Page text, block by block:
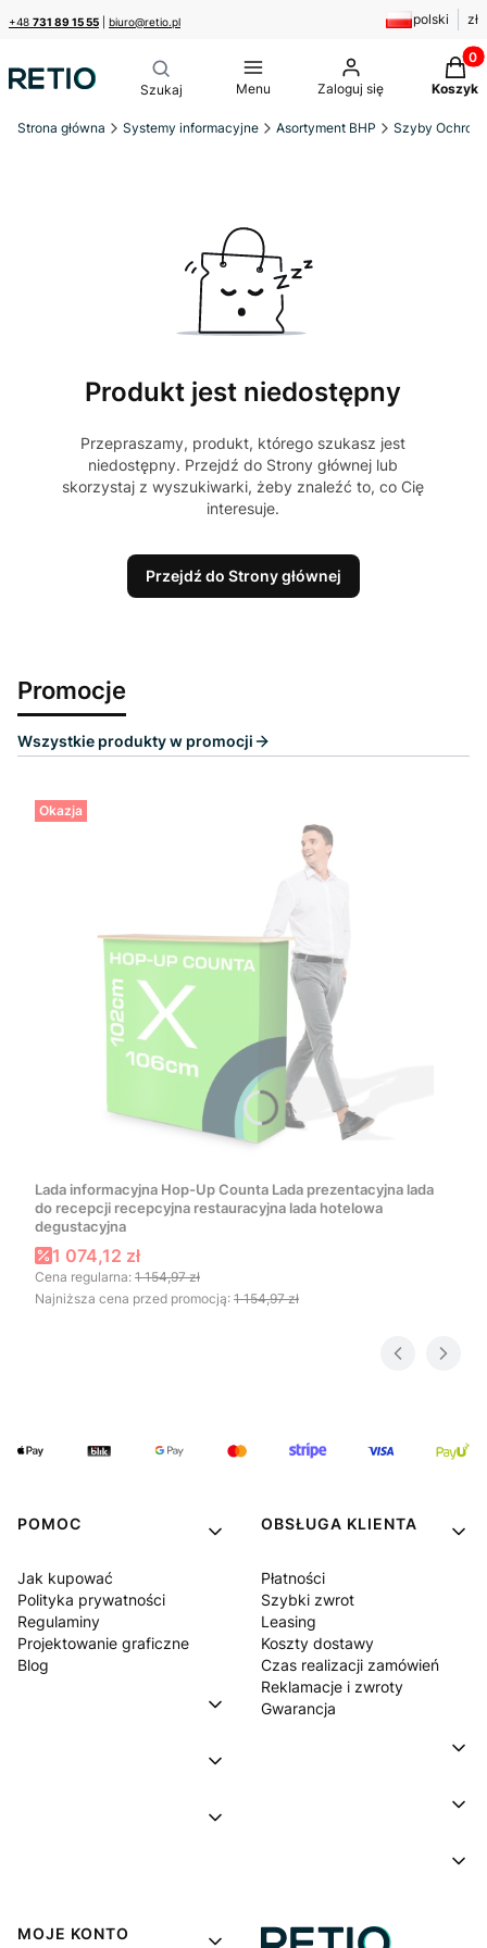
+48 731 89 15 55 biuro@retio.pl polski zł
Menu Zaloguj się Koszyk
Strona główna Systemy informacyjne Asortyment BHP Szyby
Produkt jest niedostępny
Przepraszamy, produkt, którego szukasz jest
niedostępny. Przejdź do Strony głównej lub
skorzystaj z wyszukiwarki, żeby znaleźć to, co Cię
interesuje.
Przejdź do Strony głównej
Promocje
Wszystkie produkty w promocji
Okazja
Lada informacyjna Hop-Up Counta Lada prezentacyjna lada
do recepcji recepcyjna restauracyjna lada hotelowa
degustacyjna
Cena promocyjna
1 074,12 zł
Cena regularna: 1 154,97 zł
Najniższa cena przed promocją: 1 154,97 zł
POMOC
Jak kupować
Polityka prywatności
Regulaminy
Projektowanie graficzne
Blog
OBSŁUGA KLIENTA
Płatności
Szybki zwrot
Leasing
Koszty dostawy
Czas realizacji zamówień
Reklamacje i zwroty
Gwarancja
MOJE KONTO